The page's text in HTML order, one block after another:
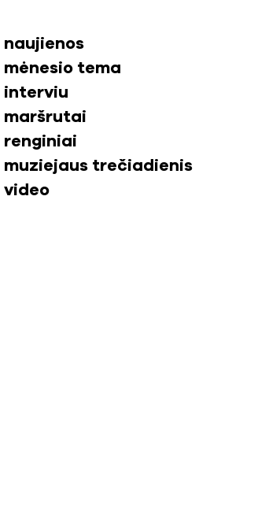
naujienos
mėnesio tema
interviu
maršrutai
renginiai
muziejaus trečiadienis
video